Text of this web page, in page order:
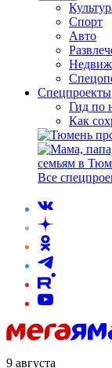
Спорт
Авто
Спецпроекты
Гид по
Как
Все
9 августа